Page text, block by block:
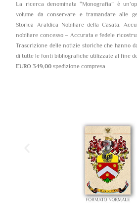
La ricerca denominata “Monografia” è
volume da conservare e tramandare alle
Storica Araldica Nobiliare della Casata.
nobiliare concesso – Accurata e fedele
Trascrizione delle notizie storiche che hanno
di tutte le fonti bibliografiche utilizzate al fine
EURO 349,00 spedizione compresa